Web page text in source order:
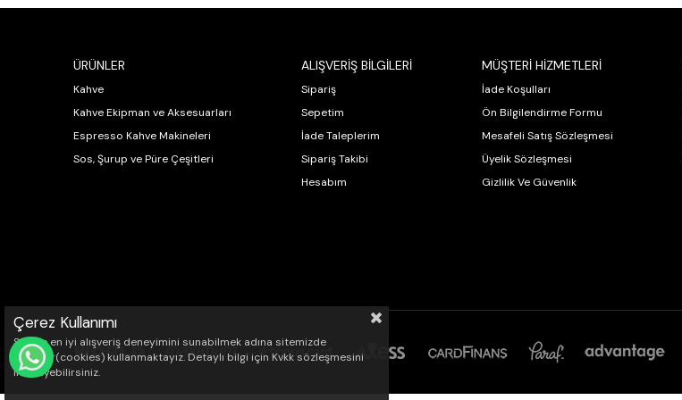
ÜRÜNLER
Kahve
Kahve Ekipman ve Aksesuarları
Espresso Kahve Makineleri
Sos, Şurup ve Püre Çeşitleri
ALIŞVERİŞ BİLGİLERİ
Sipariş
Sepetim
İade Taleplerim
Sipariş Takibi
Hesabım
MÜŞTERİ HİZMETLERİ
İade Koşulları
Ön Bilgilendirme Formu
Mesafeli Satış Sözleşmesi
Üyelik Sözleşmesi
Gizlilik Ve Güvenlik
Çerez Kullanımı
Sizlere en iyi alışveriş deneyimini sunabilmek adına sitemizde
çerezler(cookies) kullanmaktayız. Detaylı bilgi için Kvkk sözleşmesini
inceleyebilirsiniz.
WHATSAPP İLE SİPARİŞ VER